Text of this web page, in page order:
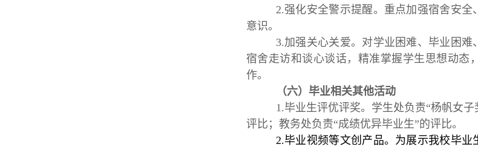
2.强化安全警示提醒。重点加强宿舍安
意识。
3.加强关心关爱。对学业困难、毕业困
宿舍走访和谈心谈话，精准掌握学生思想动态
作。
（六） 毕业相关其他活动
1.毕业生评优评奖。学生处负责“杨帆女
评比；教务处负责“成绩优异毕业生”的评比。
2.毕业视频等文创产品。为展示我校毕